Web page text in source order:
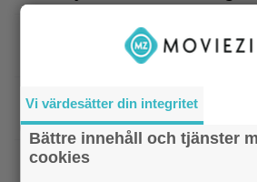
Från skaparen av
HBO-dokumentär om
TV-spel|”Borderlands”-
kalkonfilmen – ”Den tillhörde
Casting|3 nya X-Men är redan
Vi värdesätter din integritet
Bättre innehåll och tjänster
cookies